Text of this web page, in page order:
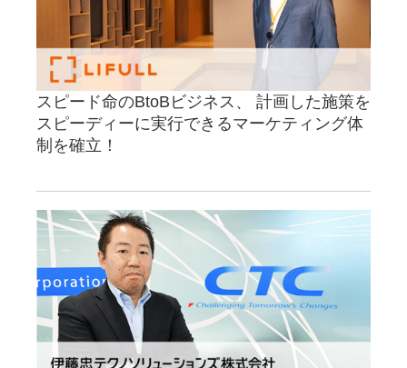
スピード命のBtoBビジネス、 計画した施策を
スピーディーに実行できるマーケティング体
制を確立！